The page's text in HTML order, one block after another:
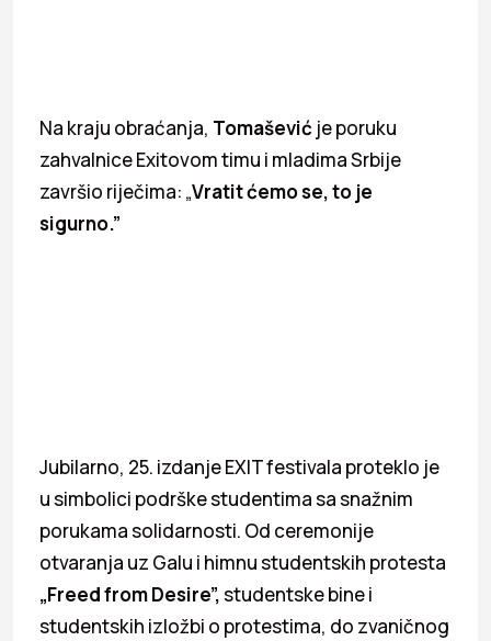
Na kraju obraćanja, Tomašević je poruku
zahvalnice Exitovom timu i mladima Srbije
završio riječima: „Vratit ćemo se, to je
sigurno.”
Jubilarno, 25. izdanje EXIT festivala proteklo je
u simbolici podrške studentima sa snažnim
porukama solidarnosti. Od ceremonije
otvaranja uz Galu i himnu studentskih protesta
„Freed from Desire”,studentske bine i
studentskih izložbi o protestima, do zvaničnog